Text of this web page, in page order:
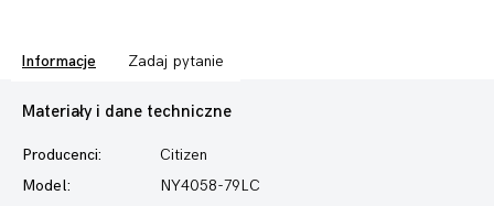
Informacje Zadaj pytanie
Materiały i dane techniczne
Producenci:
Citizen
Model:
NY4058-79LC